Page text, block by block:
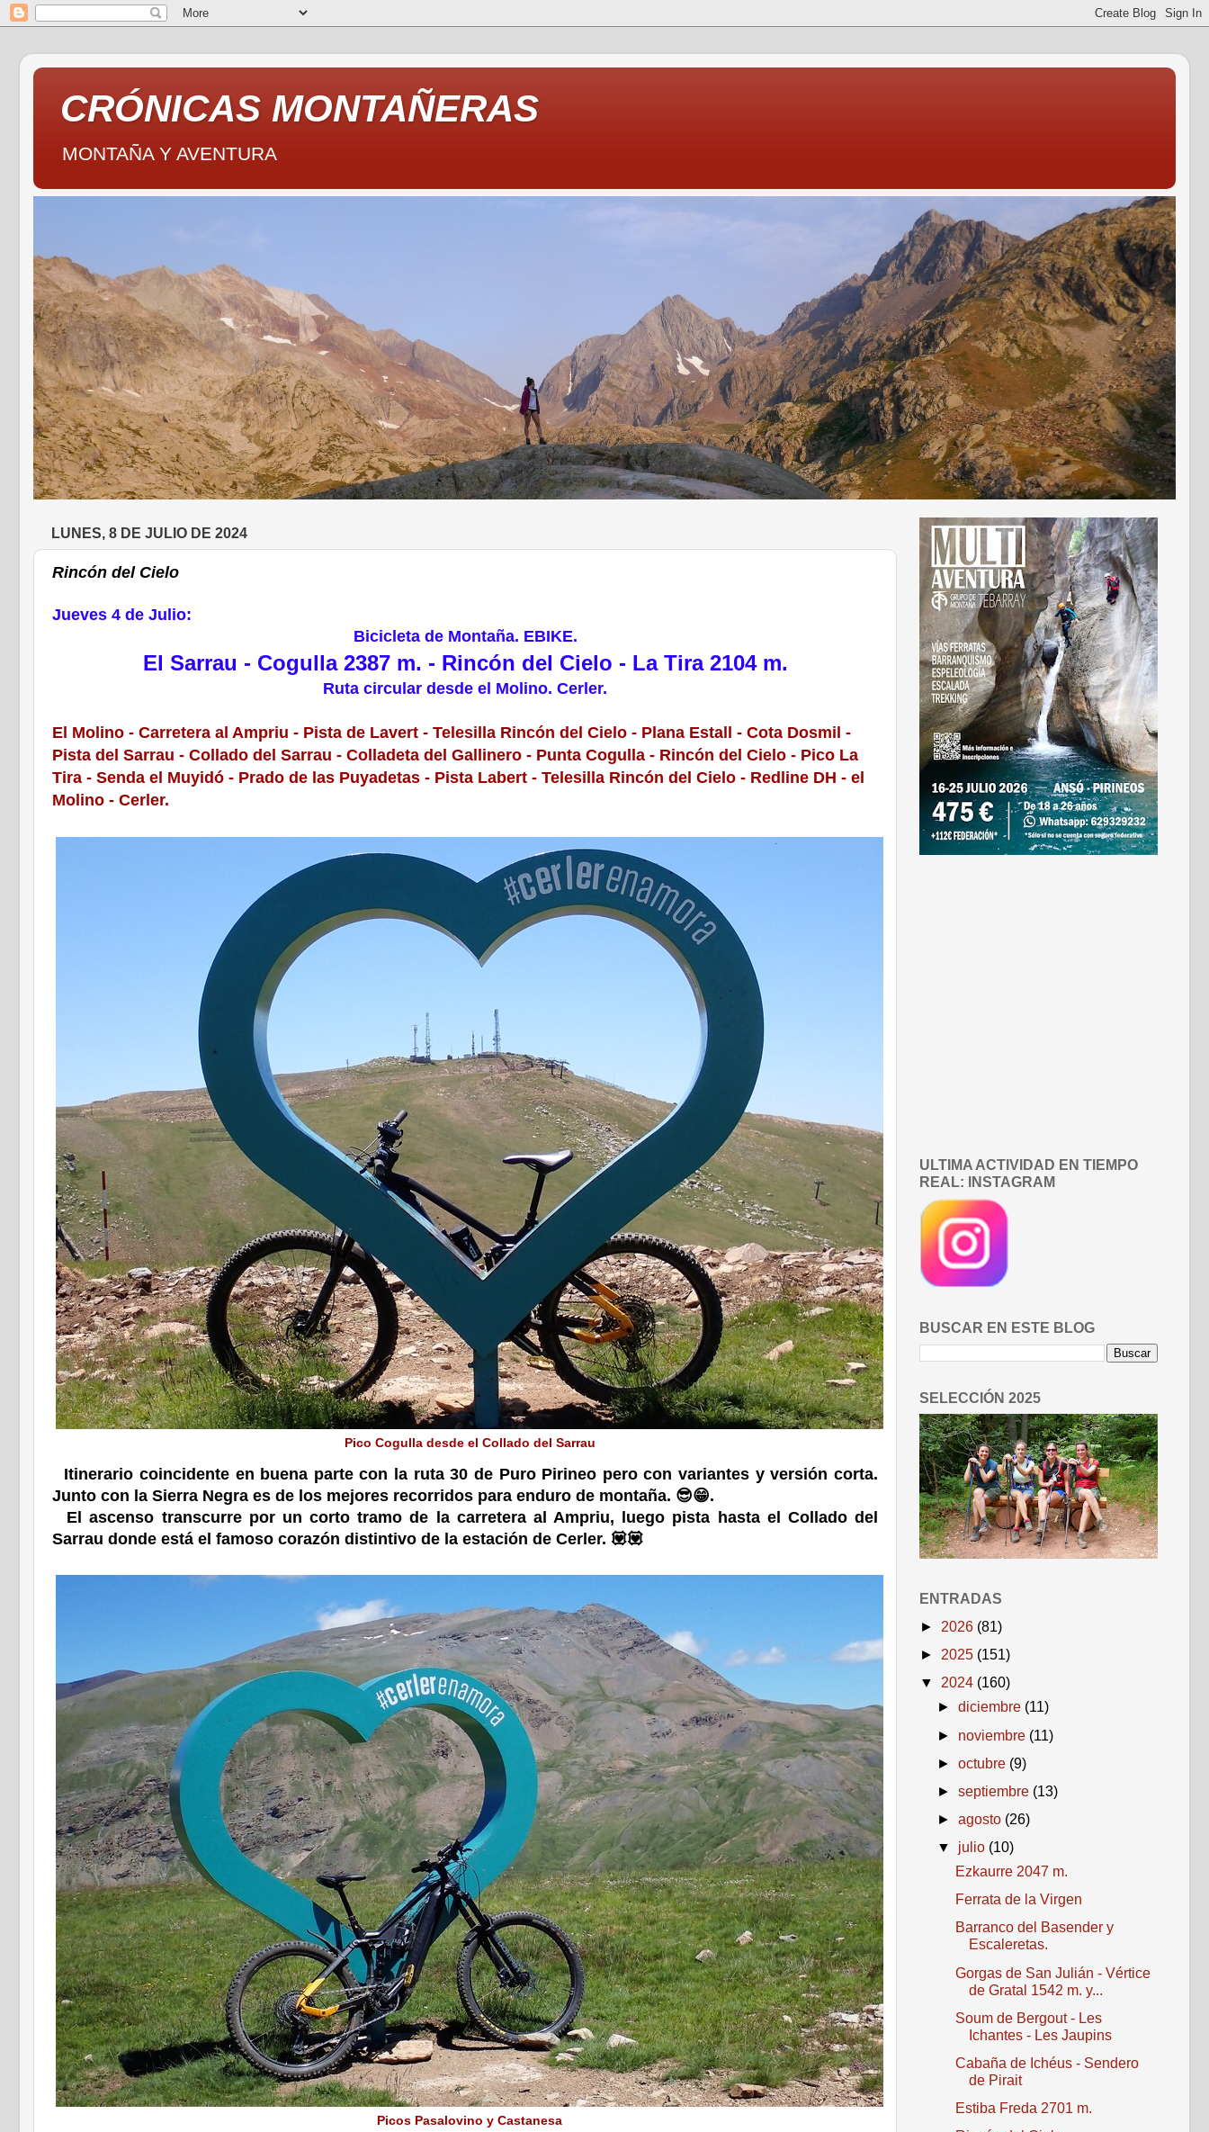
CRÓNICAS MONTAÑERAS
MONTAÑA Y AVENTURA
LUNES, 8 DE JULIO DE 2024
Rincón del Cielo
Jueves 4 de Julio:
Bicicleta de Montaña. EBIKE.
El Sarrau - Cogulla 2387 m. - Rincón del Cielo - La Tira 2104 m.
Ruta circular desde el Molino. Cerler.
El Molino - Carretera al Ampriu - Pista de Lavert - Telesilla Rincón del Cielo - Plana Estall - Cota Dosmil -
Pista del Sarrau - Collado del Sarrau - Colladeta del Gallinero - Punta Cogulla - Rincón del Cielo - Pico La
Tira - Senda el Muyidó - Prado de las Puyadetas - Pista Labert - Telesilla Rincón del Cielo - Redline DH - el
Molino - Cerler.
Pico Cogulla desde el Collado del Sarrau
Itinerario coincidente en buena parte con la ruta 30 de Puro Pirineo pero con variantes y versión corta.
Junto con la Sierra Negra es de los mejores recorridos para enduro de montaña. 😎😁.
El ascenso transcurre por un corto tramo de la carretera al Ampriu, luego pista hasta el Collado del
Sarrau donde está el famoso corazón distintivo de la estación de Cerler. 💟💟
Picos Pasalovino y Castanesa
ULTIMA ACTIVIDAD EN TIEMPO
REAL: INSTAGRAM
BUSCAR EN ESTE BLOG
SELECCIÓN 2025
ENTRADAS
► 2026 (81)
► 2025 (151)
▼ 2024 (160)
►diciembre (11)
► noviembre (11)
►octubre (9)
►septiembre (13)
►agosto (26)
▼ julio (10)
Ezkaurre 2047 m.
Ferrata de la Virgen
Barranco del Basender y
Escaleretas.
Gorgas de San Julián - Vértice
de Gratal 1542 m. y...
Soum de Bergout - Les
Ichantes - Les Jaupins
Cabaña de Ichéus - Sendero
de Pirait
Estiba Freda 2701 m.